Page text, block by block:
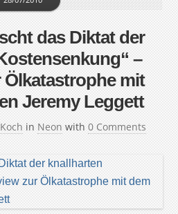
das Diktat der
–
Ölkatastrophe mit
Jeremy Leggett
in Neon with 0 Comments